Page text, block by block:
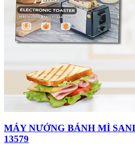
MÁY NƯỚNG BÁNH MÌ
13579